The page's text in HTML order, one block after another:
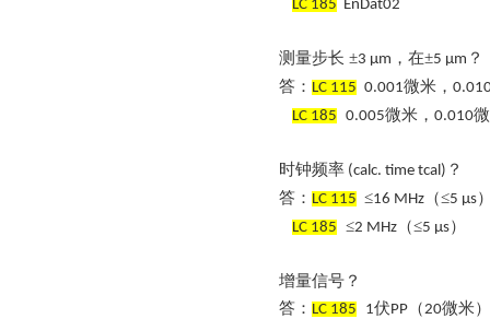
LC 185 EnDat02
测量步长 ±3 µm ，在±5 µm ？
答： LC 115 0.001微米，
LC 185 0.005微米， 0.010
时钟频率 (calc. time tcal) ？
答： LC 115 ≤16 MHz （≤5 µs
LC 185 ≤2 MHz （≤5 µs）
增量信号？
答： LC 185 1伏PP （20微米）